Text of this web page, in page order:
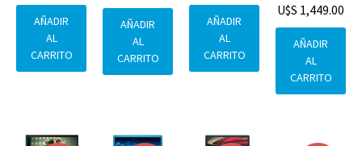
AÑADIR
AL
CARRITO
AÑADIR
AL
CARRITO
AÑADIR
AL
CARRITO
U$S 1,449.00
AÑADIR
AL
CARRITO